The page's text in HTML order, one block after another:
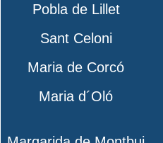
Pobla de Lillet
Sant Celoni
Maria de Corcó
Maria d´Oló